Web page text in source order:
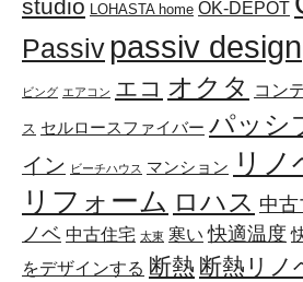
studio LOHASTA home OK-DEPOT
Passiv passiv design
ビング エアコン エコ オクタ コン
ス セルロースファイバー パッシ
イン ビーチハウス マンション リノ
リフォーム ロハス 中
ノベ 中古住宅 太東 寒い 快適温度
をデザインする 断熱 断熱リノ